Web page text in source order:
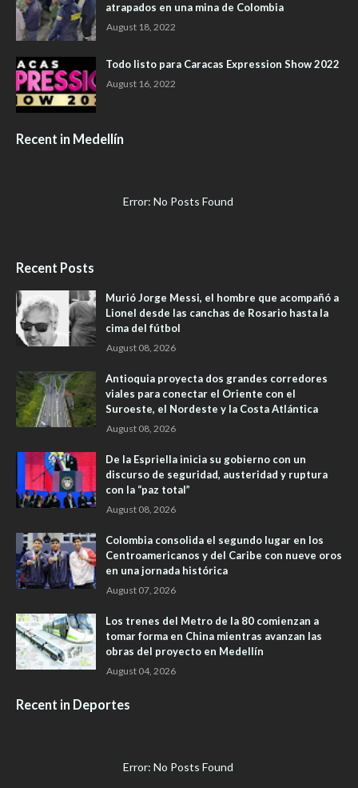
atrapados en una mina de Colombia
August 18, 2022
Todo listo para Caracas Expression Show 2022
August 16, 2022
Recent in Medellín
Error: No Posts Found
Recent Posts
Murió Jorge Messi, el hombre que acompañó a
Lionel desde las canchas de Rosario hasta la
cima del fútbol
August 08, 2026
Antioquia proyecta dos grandes corredores
viales para conectar el Oriente con el
Suroeste, el Nordeste y la Costa Atlántica
August 08, 2026
De la Espriella inicia su gobierno con un
discurso de seguridad, austeridad y ruptura
con la “paz total”
August 08, 2026
Colombia consolida el segundo lugar en los
Centroamericanos y del Caribe con nueve oros
en una jornada histórica
August 07, 2026
Los trenes del Metro de la 80 comienzan a
tomar forma en China mientras avanzan las
obras del proyecto en Medellín
August 04, 2026
Recent in Deportes
Error: No Posts Found